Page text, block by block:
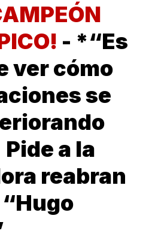
- *“Es
ver cómo
se
a la
reabran